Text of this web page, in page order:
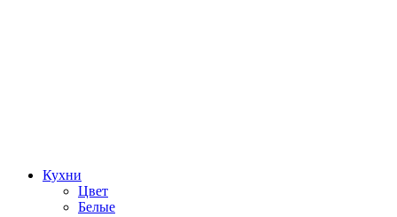
Кухни
Цвет
Белые